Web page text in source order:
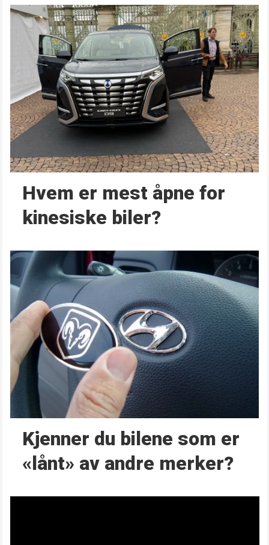
Hvem er mest åpne for
kinesiske biler?
Kjenner du bilene som er
«lånt» av andre merker?